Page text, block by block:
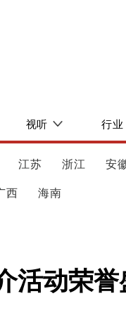
视听 行业
江苏 浙江 安
西 海南
活动荣